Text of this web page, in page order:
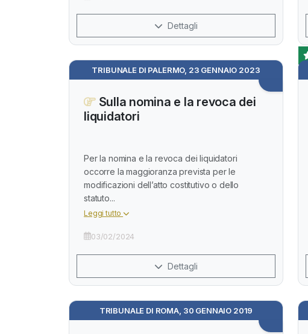
Dettagli
TRIBUNALE DI PALERMO, 23 GENNAIO 2023
Sulla nomina e la revoca dei
liquidatori
Per la nomina e la revoca dei liquidatori
occorre la maggioranza prevista per le
modificazioni dell’atto costitutivo o dello
statuto...
Leggi tutto
03/02/2024
Dettagli
TRIBUNALE DI ROMA, 30 GENNAIO 2019